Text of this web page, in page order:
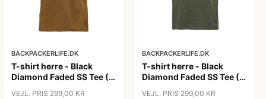
BACKPACKERLIFE.DK
T-shirt herre - Black
Diamond Faded SS Tee (S
VEJL. PRIS 299,00 KR
BACKPACKERLIFE.DK
T-shirt herre - Black
Diamond Faded SS Tee (S
VEJL. PRIS 299,00 KR